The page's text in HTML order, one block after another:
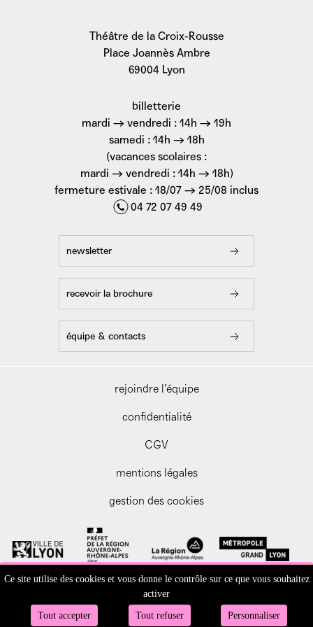
Ce site utilise des cookies et vous donne le contrôle sur ce que vous souhaitez
activer
Tout accepter Tout refuser Personnaliser
Théâtre de la Croix-Rousse
Place Joannès Ambre
69004 Lyon
billetterie
mardi → vendredi : 14h → 19h
samedi : 14h → 18h
(vacances scolaires :
mardi → vendredi : 14h → 18h)
fermeture estivale : 18/07 → 25/08 inclus
04 72 07 49 49
newsletter
recevoir la brochure
équipe & contacts
rejoindre l’équipe
confidentialité
CGV
mentions légales
gestion des cookies